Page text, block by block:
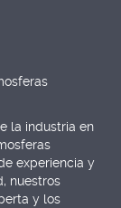
la industria en
experiencia y
nuestros
y los